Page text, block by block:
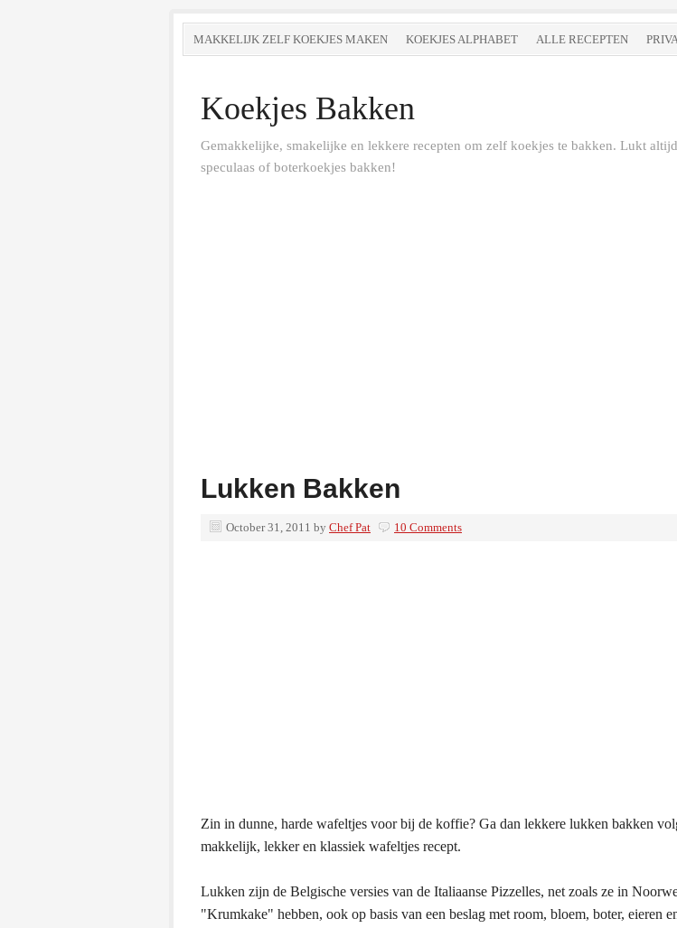
MAKKELIJK ZELF KOEKJES MAKEN KOEKJES ALPHABET ALLE RECEPTEN
Koekjes Bakken
Gemakkelijke, smakelijke en lekkere recepten om zelf koekjes te bakken. Lukt
speculaas of boterkoekjes bakken!
Lukken Bakken
October 31, 2011 by Chef Pat 10 Comments
Zin in dunne, harde wafeltjes voor bij de koffie? Ga dan lekkere lukken bakken
makkelijk, lekker en klassiek wafeltjes recept.
Lukken zijn de Belgische versies van de Italiaanse Pizzelles, net zoals ze in
"Krumkake" hebben, ook op basis van een beslag met room, bloem, boter, eieren